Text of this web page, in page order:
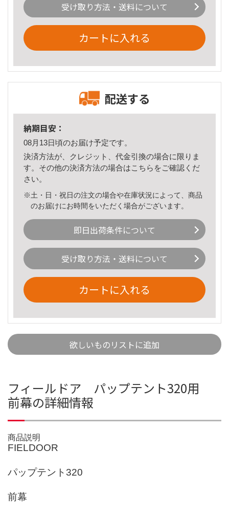
受け取り方法・送料について
カートに入れる
配送する
納期目安：
08月13日頃のお届け予定です。
決済方法が、クレジット、代金引換の場合に限りま
す。その他の決済方法の場合はこちら をご確認くだ
さい。
※土・日・祝日の注文の場合や在庫状況によって、商品
のお届けにお時間をいただく場合がございます。
即日出荷条件について
受け取り方法・送料について
カートに入れる
欲しいものリストに追加
フィールドア パップテント320用
前幕の詳細情報
商品説明
FIELDOOR
パップテント320
前幕